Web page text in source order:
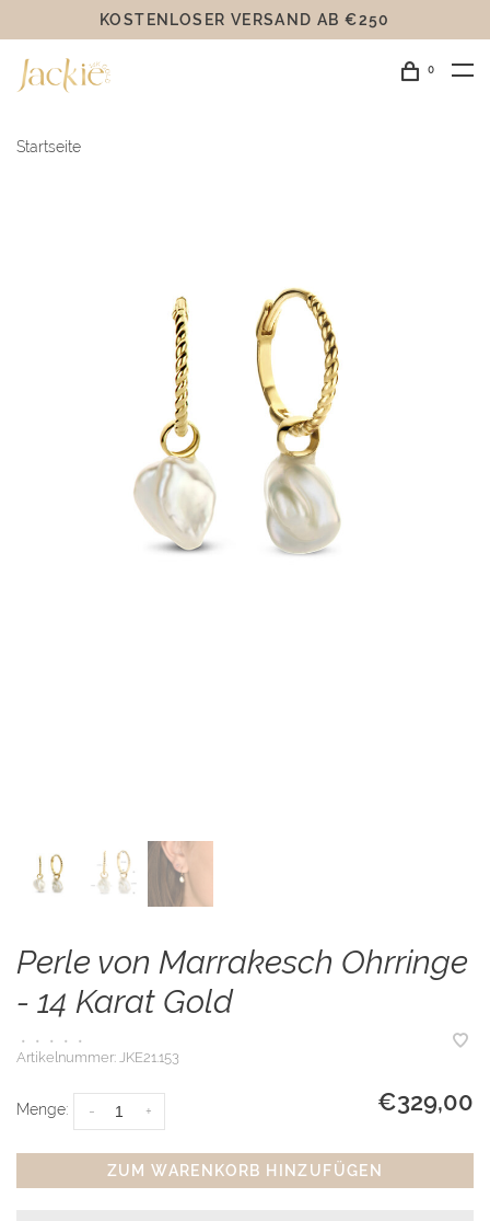
KOSTENLOSER VERSAND AB €250
0
Startseite
Perle von Marrakesch Ohrringe
- 14 Karat Gold
• • • •
•
Artikelnummer: JKE21.153
Menge: +
- €329,00
ZUM WARENKORB HINZUFÜGEN